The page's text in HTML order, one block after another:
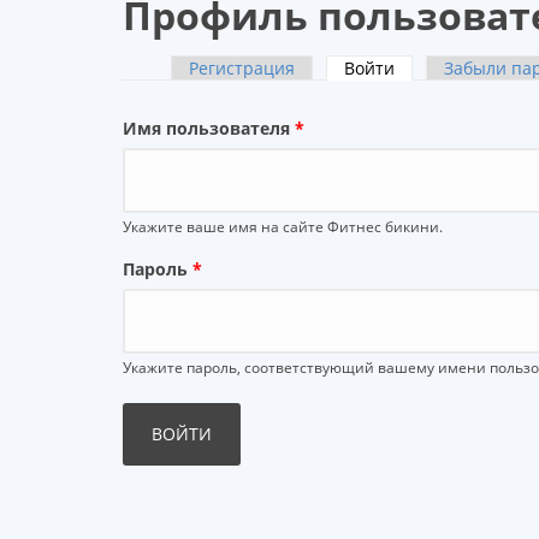
Профиль
Регистрация Войти (активная
Забыли
Имя пользователя *
Укажите ваше имя на сайте Фитнес бикини.
Пароль *
Укажите пароль, соответствующий вашему имени